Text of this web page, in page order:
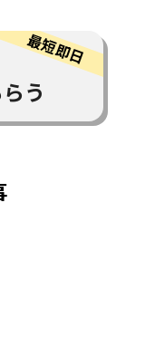
う